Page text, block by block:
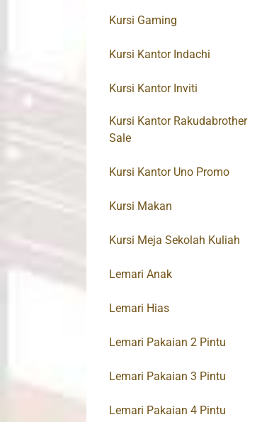
Kursi Gaming
Kursi Kantor Indachi
Kursi Kantor Inviti
Kursi Kantor Rakudabrother
Sale
Kursi Kantor Uno Promo
Kursi Makan
Kursi Meja Sekolah Kuliah
Lemari Anak
Lemari Hias
Lemari Pakaian 2 Pintu
Lemari Pakaian 3 Pintu
Lemari Pakaian 4 Pintu